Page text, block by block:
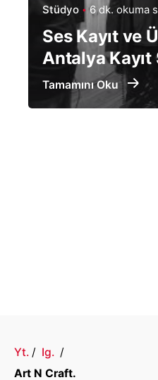
Stüdyo
6 dk. okuma
Ses Kayıt ve
Antalya
Tamamını Oku
Yt. / Ig. /
Art N Craft.